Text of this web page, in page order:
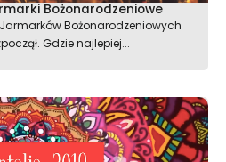
Bożonarodzeniowe
Bożonarodzeniowych
Gdzie najlepiej...